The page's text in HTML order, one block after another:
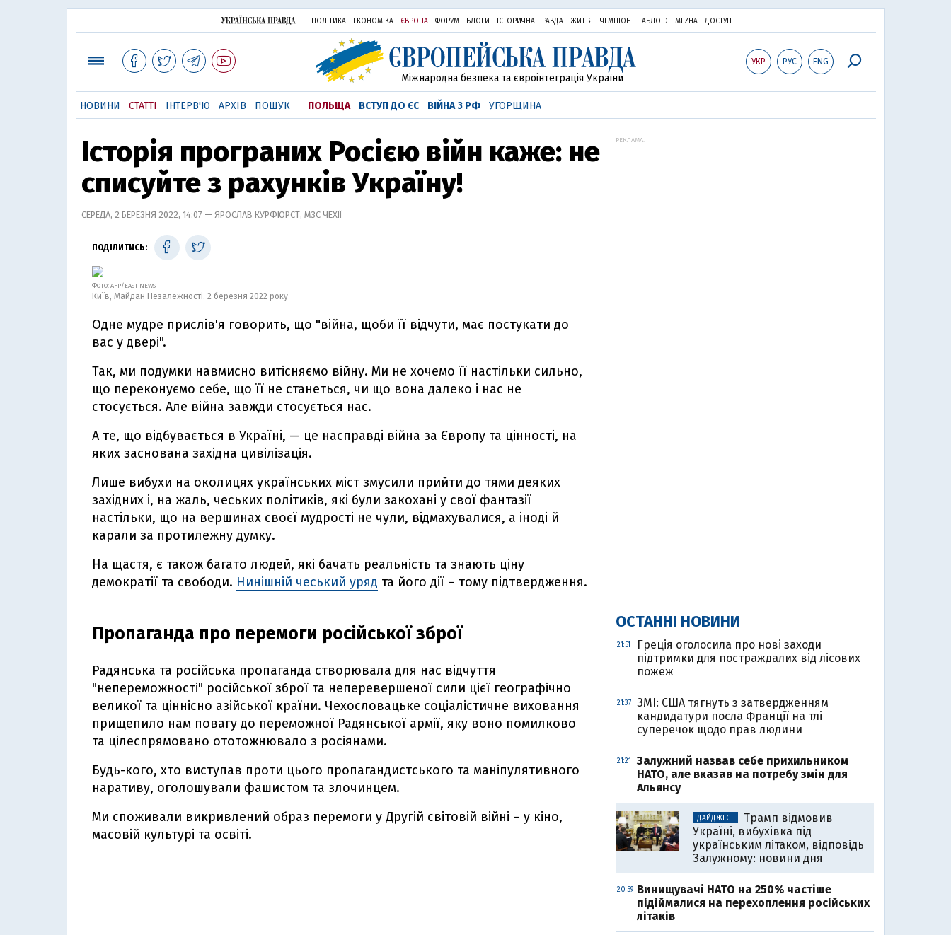
ПОЛІТИКА ЕКОНОМІКА ЄВРОПА ФОРУМ БЛОГИ ІСТОРИЧНА ПРАВДА ЖИТТЯ ЧЕМПІОН ТАБЛОID MEZHA ДОСТУП
УКР РУС ENG
Міжнародна безпека та євроінтеграція України
НОВИНИ СТАТТІ ІНТЕРВ'Ю АРХІВ ПОШУК ПОЛЬЩА ВСТУП ДО ЄС ВІЙНА З РФ УГОРЩИНА
Історія програних Росією війн каже: не
списуйте з рахунків Україну!
СЕРЕДА, 2 БЕРЕЗНЯ 2022, 14:07 — ЯРОСЛАВ КУРФЮРСТ, МЗС ЧЕХІЇ
ПОДІЛИТИСЬ:
ФОТО: AFP/EAST NEWS
Київ, Майдан Незалежності. 2 березня 2022 року
Одне мудре прислів'я говорить, що "війна, щоби її відчути, має постукати до
вас у двері".
Так, ми подумки навмисно витісняємо війну. Ми не хочемо її настільки сильно,
що переконуємо себе, що її не станеться, чи що вона далеко і нас не
стосується. Але війна завжди стосується нас.
А те, що відбувається в Україні, — це насправді війна за Європу та цінності, на
яких заснована західна цивілізація.
Лише вибухи на околицях українських міст змусили прийти до тями деяких
західних і, на жаль, чеських політиків, які були закохані у свої фантазії
настільки, що на вершинах своєї мудрості не чули, відмахувалися, а іноді й
карали за протилежну думку.
На щастя, є також багато людей, які бачать реальність та знають ціну
демократії та свободи. Нинішній чеський уряд та його дії – тому підтвердження.
Пропаганда про перемоги російської зброї
Радянська та російська пропаганда створювала для нас відчуття
"непереможності" російської зброї та неперевершеної сили цієї географічно
великої та ціннісно азійської країни. Чехословацьке соціалістичне виховання
прищепило нам повагу до переможної Радянської армії, яку воно помилково
та цілеспрямовано ототожнювало з росіянами.
Будь-кого, хто виступав проти цього пропагандистського та маніпулятивного
наративу, оголошували фашистом та злочинцем.
Ми споживали викривлений образ перемоги у Другій світовій війні – у кіно,
масовій культурі та освіті.
РЕКЛАМА:
ОСТАННІ НОВИНИ
21:51
Греція оголосила про нові заходи
підтримки для постраждалих від лісових
пожеж
21:37
ЗМІ: США тягнуть з затвердженням
кандидатури посла Франції на тлі
суперечок щодо прав людини
21:21
Залужний назвав себе прихильником
НАТО, але вказав на потребу змін для
Альянсу
ДАЙДЖЕСТ
Трамп відмовив
Україні, вибухівка під
українським літаком, відповідь
Залужному: новини дня
20:59 Винищувачі НАТО на 250% частіше
підіймалися на перехоплення російських
літаків